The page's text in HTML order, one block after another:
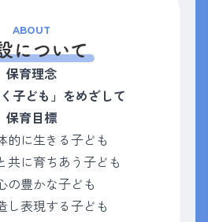
ABOUT
について
保育理念
く子ども」をめざして
保育目標
に生きる子ども
に育ちあう子ども
豊かな子ども
表現する子ども